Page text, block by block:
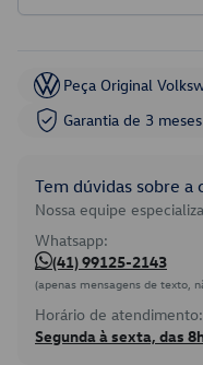
Peça Original
Garantia de 3
Tem dúvidas sobre
Nossa equipe
Whatsapp:
(41) 99125-2143
(apenas mensagens de texto,
Horário de atendimento:
Segunda à sexta, das